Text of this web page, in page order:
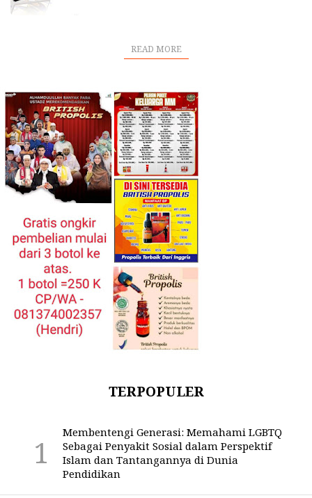
READ MORE
TERPOPULER
Membentengi Generasi: Memahami LGBTQ
Sebagai Penyakit Sosial dalam Perspektif
Islam dan Tantangannya di Dunia
Pendidikan